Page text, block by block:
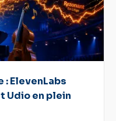
: ElevenLabs
Udio en plein